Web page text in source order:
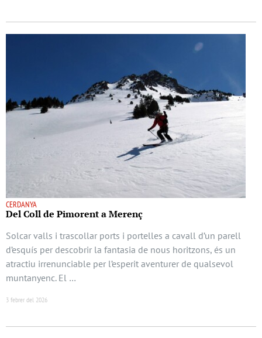
CERDANYA
Del Coll de Pimorent a Merenç
Solcar valls i trascollar ports i portelles a cavall d’un parell
d’esquís per descobrir la fantasia de nous horitzons, és un
atractiu irrenunciable per l’esperit aventurer de qualsevol
muntanyenc. El …
3 febrer del 2026